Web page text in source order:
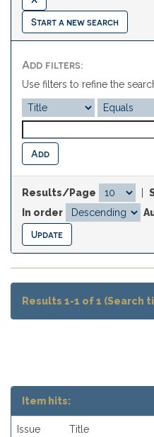
Start a new search
Add filters:
Use filters to refine the
Results/Page
In order
Results 1-1 of 1 (Search
Item hits:
Issue
Title